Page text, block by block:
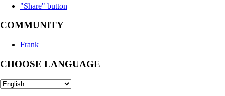
"Share" button
COMMUNITY
Frank
CHOOSE LANGUAGE